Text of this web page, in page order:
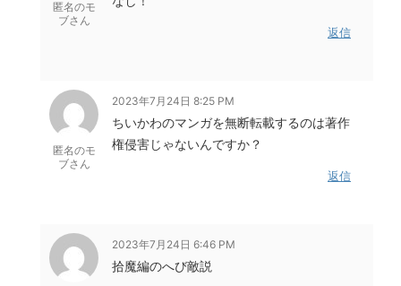
匿名のモ
ブさん
返信
匿名のモ
ブさん
2023年7月24日 8:25 PM
ちいかわのマンガを無断転載するのは著作
権侵害じゃないんですか？
返信
2023年7月24日 6:46 PM
拾魔編のへび敵説